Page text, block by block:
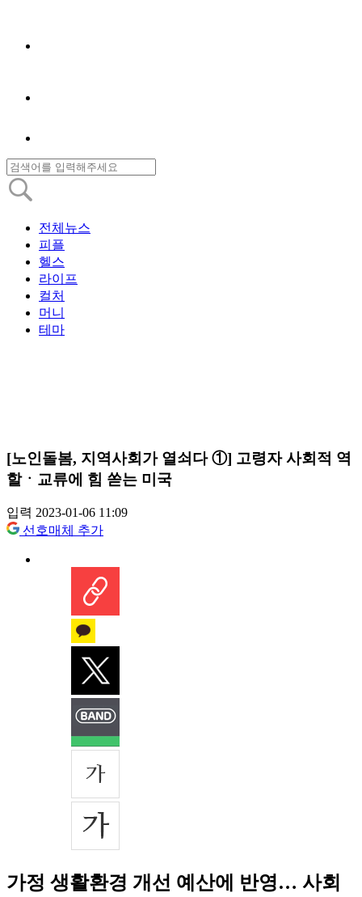
전체뉴스
피플
헬스
라이프
컬처
머니
테마
[노인돌봄, 지역사회가 열쇠다 ①] 고령자 사회적 역
할ㆍ교류에 힘 쏟는 미국
입력 2023-01-06 11:09
선호매체 추가
가정 생활환경 개선 예산에 반영… 사회